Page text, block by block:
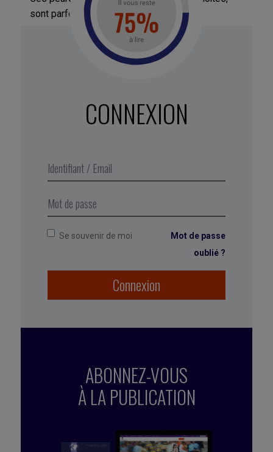
sont parfois difficiles à dépasser.
Or elles créent un cercle vicieux : les
neurosciences montrent que plus vous vous
sentez seul et plus vous percevez l’autre comme
personne peut se sentir seule et exclue au milieu
forme de l’agressivité, de la colère ou de la
d’aider la personne qui en souffre.
CONNEXION
Se souvenir de moi
Mot de passe
oublié ?
Connexion
ABONNEZ-VOUS
À LA PUBLICATION